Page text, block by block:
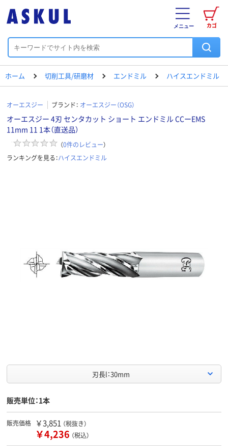
カゴ
メニュー
ホーム 切削工具/研磨材 エンドミル ハイスエンドミル
オーエスジー ブランド： オーエスジー（OSG）
オーエスジー 4刃 センタカット ショート エンドミル CCーEMS
11mm 11 1本（直送品）
（0件のレビュー）
ランキングを見る：ハイスエンドミル
刃長l：30mm
販売単位：1本
販売価格 ￥3,851 （税抜き）
￥4,236 （税込）